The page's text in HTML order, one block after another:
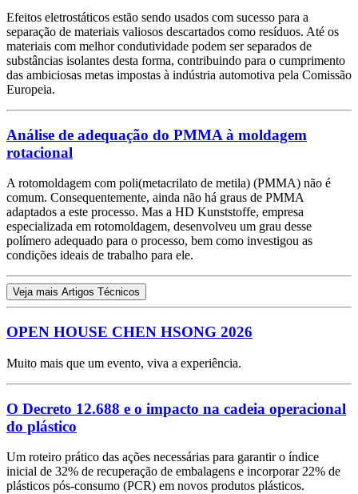
Efeitos eletrostáticos estão sendo usados com sucesso para a
separação de materiais valiosos descartados como resíduos. Até os
materiais com melhor condutividade podem ser separados de
substâncias isolantes desta forma, contribuindo para o cumprimento
das ambiciosas metas impostas à indústria automotiva pela Comissão
Europeia.
Análise de adequação do PMMA à moldagem
rotacional
A rotomoldagem com poli(metacrilato de metila) (PMMA) não é
comum. Consequentemente, ainda não há graus de PMMA
adaptados a este processo. Mas a HD Kunststoffe, empresa
especializada em rotomoldagem, desenvolveu um grau desse
polímero adequado para o processo, bem como investigou as
condições ideais de trabalho para ele.
Veja mais Artigos Técnicos
OPEN HOUSE CHEN HSONG 2026
Muito mais que um evento, viva a experiência.
O Decreto 12.688 e o impacto na cadeia operacional
do plástico
Um roteiro prático das ações necessárias para garantir o índice
inicial de 32% de recuperação de embalagens e incorporar 22% de
plásticos pós-consumo (PCR) em novos produtos plásticos.